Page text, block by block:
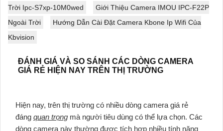
Trời Ipc-S7xp-10M0wed
Giới Thiệu Camera IMOU IPC-F22P
Ngoài Trời
Hướng Dẫn Cài Đặt Camera Kbone Ip Wifi Của
Kbvision
ĐÁNH GIÁ VÀ SO SÁNH CÁC DÒNG CAMERA
GIÁ RẺ HIỆN NAY TRÊN THỊ TRƯỜNG
Hiện nay, trên thị trường có nhiều dòng camera giá rẻ
đáng quan trọng mà người tiêu dùng có thể lựa chọn. Các
dòng camera này thường được tích hợp nhiều tính năng